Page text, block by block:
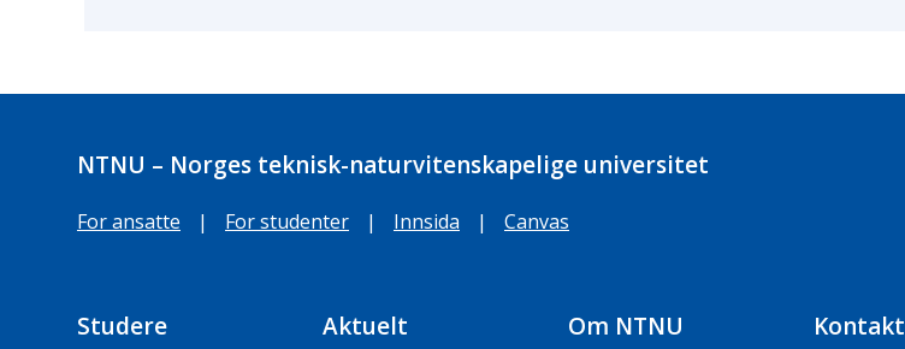
NTNU – Norges teknisk-naturvitenskapelige universitet
For ansatte | For studenter | Innsida | Canvas
Studere Aktuelt Om NTNU Kontakt